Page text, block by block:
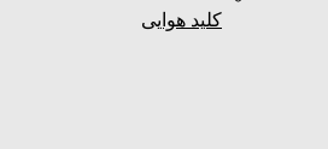
کلید هوایی